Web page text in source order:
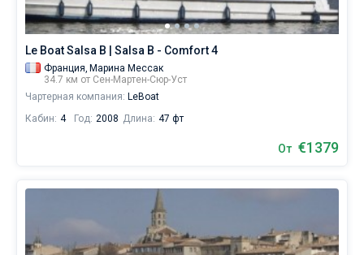
Le Boat Salsa B | Salsa B - Comfort 4
Франция, Марина Мессак
34.7 км от Сен-Мартен-Сюр-Уст
Чартерная компания: LeBoat
Кабин: 4 Год: 2008 Длина: 47 фт
От €1379